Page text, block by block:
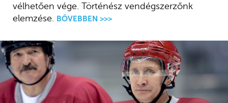
vélhetően vége. Történész vendégszerzőnk
elemzése.
BŐVEBBEN >>>